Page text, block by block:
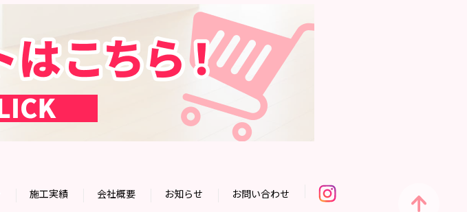
施工実績 会社概要 お知らせ お問い合わせ